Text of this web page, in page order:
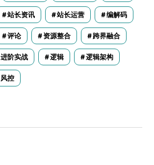
站长资讯 站长运营 编解码
评论 资源整合 跨界融合
进阶实战 逻辑 逻辑架构
风控